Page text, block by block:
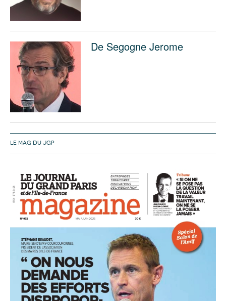
De Segogne Jerome
LE MAG DU JGP